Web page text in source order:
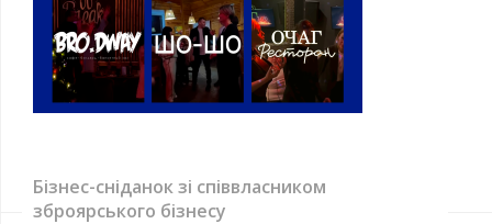
Бізнес-сніданок зі співвласником
зброярського бізнесу